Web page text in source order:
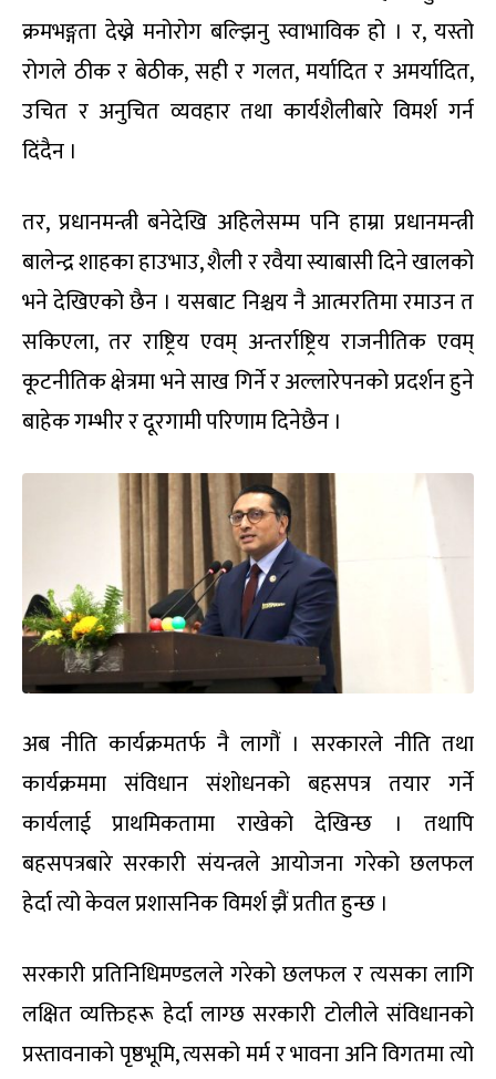
क्रमभङ्गता देख्ने मनोरोग बल्झिनु स्वाभाविक हो । र, यस्तो
रोगले ठीक र बेठीक, सही र गलत, मर्यादित र अमर्यादित,
उचित र अनुचित व्यवहार तथा कार्यशैलीबारे विमर्श गर्न
दिंदैन ।
तर, प्रधानमन्त्री बनेदेखि अहिलेसम्म पनि हाम्रा प्रधानमन्त्री
बालेन्द्र शाहका हाउभाउ, शैली र रवैया स्याबासी दिने खालको
भने देखिएको छैन । यसबाट निश्चय नै आत्मरतिमा रमाउन त
सकिएला, तर राष्ट्रिय एवम् अन्तर्राष्ट्रिय राजनीतिक एवम्
कूटनीतिक क्षेत्रमा भने साख गिर्ने र अल्लारेपनको प्रदर्शन हुने
बाहेक गम्भीर र दूरगामी परिणाम दिनेछैन ।
अब नीति कार्यक्रमतर्फ नै लागौं । सरकारले नीति तथा
कार्यक्रममा संविधान संशोधनको बहसपत्र तयार गर्ने
कार्यलाई प्राथमिकतामा राखेको देखिन्छ । तथापि
बहसपत्रबारे सरकारी संयन्त्रले आयोजना गरेको छलफल
हेर्दा त्यो केवल प्रशासनिक विमर्श झैं प्रतीत हुन्छ ।
सरकारी प्रतिनिधिमण्डलले गरेको छलफल र त्यसका लागि
लक्षित व्यक्तिहरू हेर्दा लाग्छ सरकारी टोलीले संविधानको
प्रस्तावनाको पृष्ठभूमि, त्यसको मर्म र भावना अनि विगतमा त्यो